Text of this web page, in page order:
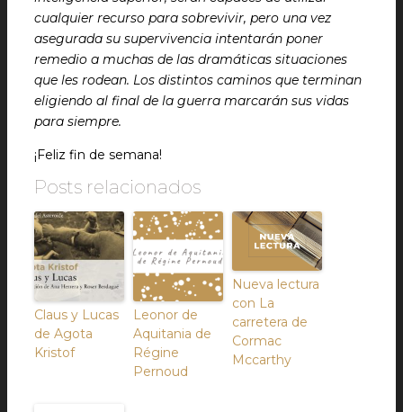
cualquier recurso para sobrevivir, pero una vez
asegurada su supervivencia intentarán poner
remedio a muchas de las dramáticas situaciones
que les rodean. Los distintos caminos que terminan
eligiendo al final de la guerra marcarán sus vidas
para siempre.
¡Feliz fin de semana!
Posts relacionados
Claus y Lucas
de Agota
Kristof
Leonor de
Aquitania de
Régine
Pernoud
Nueva lectura
con La
carretera de
Cormac
Mccarthy